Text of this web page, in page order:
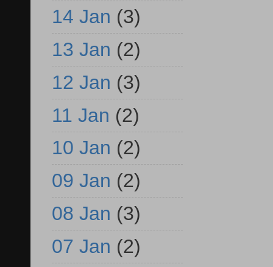
14 Jan (3)
13 Jan (2)
12 Jan (3)
11 Jan (2)
10 Jan (2)
09 Jan (2)
08 Jan (3)
07 Jan (2)